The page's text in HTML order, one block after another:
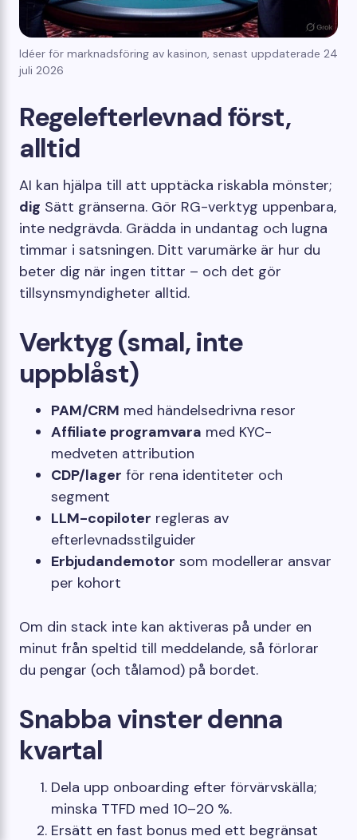
Idéer för marknadsföring av kasinon, senast uppdaterade 24
juli 2026
Regelefterlevnad först,
alltid
AI kan hjälpa till att upptäcka riskabla mönster;
dig Sätt gränserna. Gör RG-verktyg uppenbara,
inte nedgrävda. Grädda in undantag och lugna
timmar i satsningen. Ditt varumärke är hur du
beter dig när ingen tittar – och det gör
tillsynsmyndigheter alltid.
Verktyg (smal, inte
uppblåst)
PAM/CRM med händelsedrivna resor
Affiliate programvara med KYC-
medveten attribution
CDP/lager för rena identiteter och
segment
LLM-copiloter regleras av
efterlevnadsstilguider
Erbjudandemotor som modellerar ansvar
per kohort
Om din stack inte kan aktiveras på under en
minut från speltid till meddelande, så förlorar
du pengar (och tålamod) på bordet.
Snabba vinster denna
kvartal
Dela upp onboarding efter förvärvskälla;
minska TTFD med 10–20 %.
Ersätt en fast bonus med ett begränsat